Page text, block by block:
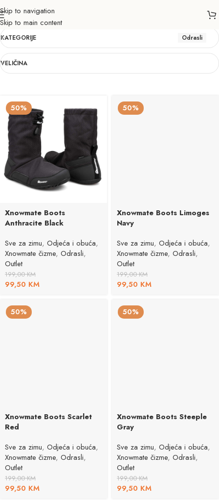
Skip to navigation
Skip to main content
Odrasli
KATEGORIJE Odrasli
VELIČINA
50%
Xnowmate Boots
Anthracite Black
Sve za zimu, Odjeća i obuća,
Xnowmate čizme, Odrasli,
Outlet
199,00KM
99,50 KM
50%
Xnowmate Boots Limoges
Navy
Sve za zimu, Odjeća i obuća,
Xnowmate čizme, Odrasli,
Outlet
199,00KM
99,50 KM
50%
Xnowmate Boots Scarlet
Red
Sve za zimu, Odjeća i obuća,
Xnowmate čizme, Odrasli,
Outlet
199,00KM
99,50 KM
50%
Xnowmate Boots Steeple
Gray
Sve za zimu, Odjeća i obuća,
Xnowmate čizme, Odrasli,
Outlet
199,00KM
99,50 KM